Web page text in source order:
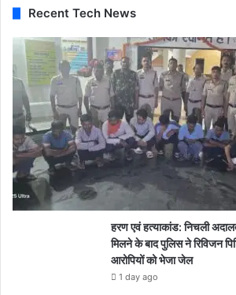
Recent Tech News
हरण एवं हत्याकांड: निचली
मिलने के बाद पुलिस ने रिविजन
आरोपियों को भेजा जेल
1 day ago